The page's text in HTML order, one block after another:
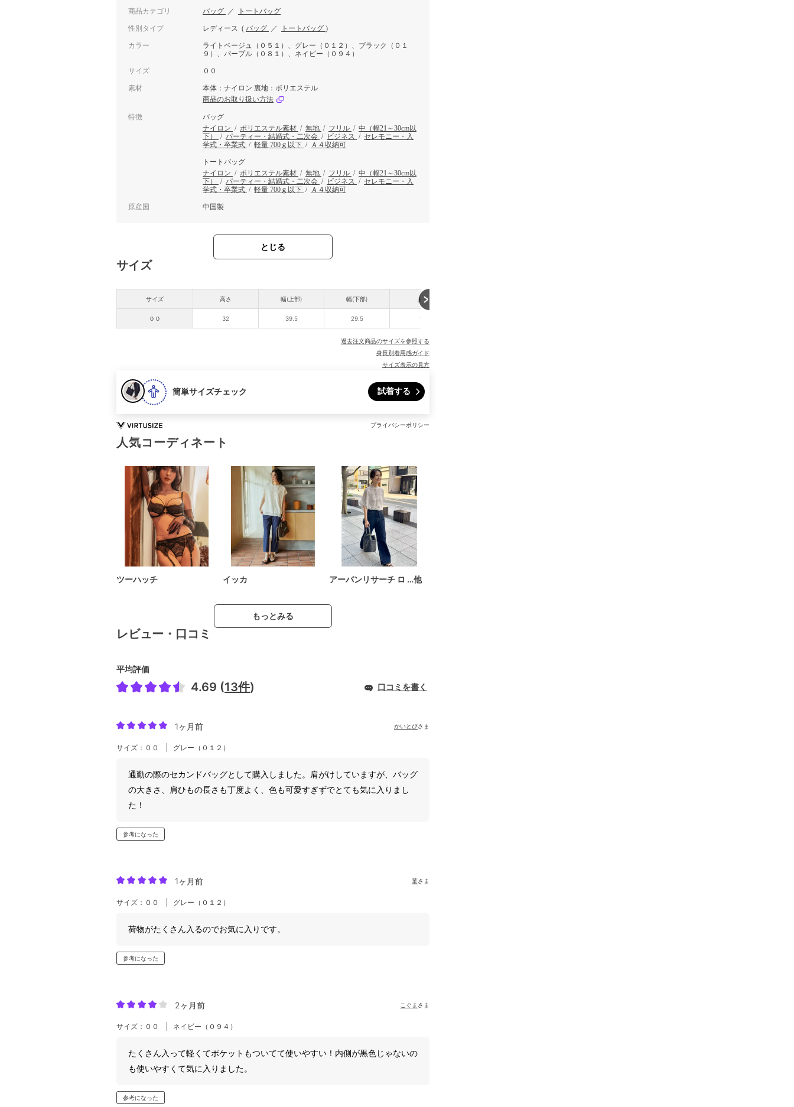
商品カテゴリ バッグ ／ トートバッグ
性別タイプ レディース ( バッグ ／ トートバッグ )
カラー
ライトベージュ（０５１）、グレー（０１２）、ブラック（０１
９）、パープル（０８１）、ネイビー（０９４）
サイズ ００
素材
本体：ナイロン 裏地：ポリエステル
商品のお取り扱い方法
特徴
バッグ
ナイロン / ポリエステル素材 / 無地 / フリル / 中（幅21～30cm以
下）
/ パーティー・結婚式・二次会 / ビジネス / セレモニー・入
学式・卒業式 / 軽量 700ｇ以下 / Ａ４収納可
トートバッグ
ナイロン / ポリエステル素材 / 無地 / フリル / 中（幅21～30cm以
下）
/ パーティー・結婚式・二次会 / ビジネス / セレモニー・入
学式・卒業式 / 軽量 700ｇ以下 / Ａ４収納可
原産国 中国製
とじる
サイズ
サイズ
００
高さ 幅(上部) 幅(下部) まち
32 39.5 29.5 11
過去注文商品のサイズを参照する
身長別着用感ガイド
サイズ表示の見方
簡単サイズチェック 試着する
プライバシーポリシー
人気コーディネート
ツーハッチ イッカ アーバンリサーチ ロ …他
もっとみる
レビュー・口コミ
平均評価
4.69 (13件) 口コミを書く
1ヶ月前 かいとぴさま
サイズ：００ グレー（０１２）
通勤の際のセカンドバッグとして購入しました。肩がけしていますが、バッグ
の大きさ、肩ひもの長さも丁度よく、色も可愛すぎずでとても気に入りまし
た！
参考になった
1ヶ月前 菫さま
サイズ：００ グレー（０１２）
荷物がたくさん入るのでお気に入りです。
参考になった
2ヶ月前 こぐま さま
サイズ：００ ネイビー（０９４）
たくさん入って軽くてポケットもついてて使いやすい！内側が黒色じゃないの
も使いやすくて気に入りました。
参考になった